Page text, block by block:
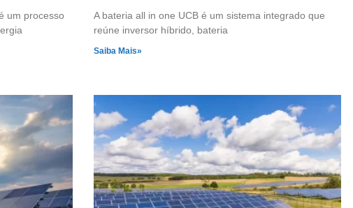
um processo
A bateria all in one UCB é um sistema integrado que
reúne inversor híbrido, bateria
Saiba Mais»